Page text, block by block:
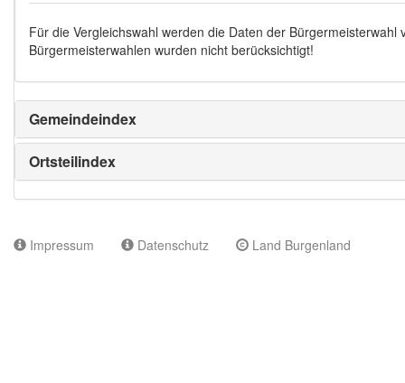
Für die Vergleichswahl werden die Daten der Bürgermeisterwahl
Bürgermeisterwahlen wurden nicht berücksichtigt!
Gemeindeindex
Ortsteilindex
Impressum Datenschutz Land Burgenland